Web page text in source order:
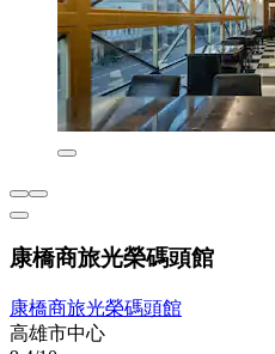
康橋商旅光榮碼頭館
康橋商旅光榮碼頭館
高雄市中心